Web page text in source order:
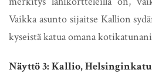
Vaikka asunto sijaitse Kallion
kyseistä katua omana
Näyttö 3: Kallio,